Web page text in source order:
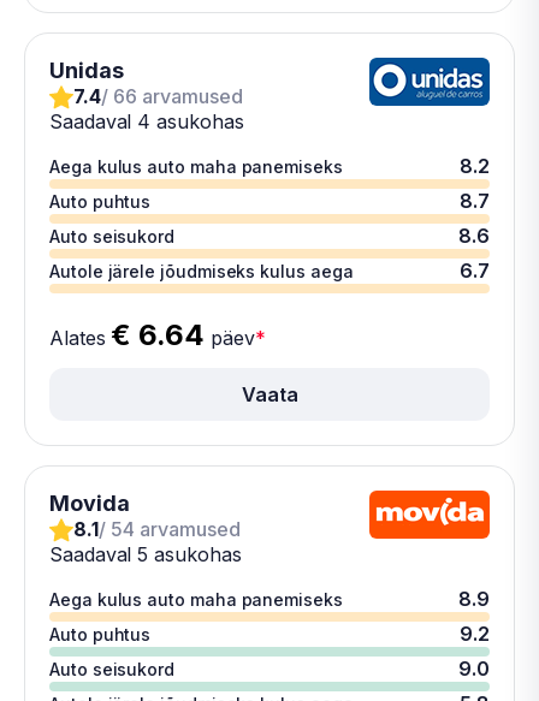
Unidas
7.4/ 66 arvamused
Saadaval 4 asukohas
Aega kulus auto maha panemiseks 8.2
Auto puhtus 8.7
Auto seisukord 8.6
Autole järele jõudmiseks kulus aega 6.7
Alates € 6.64 päev*
Vaata
Movida
8.1/ 54 arvamused
Saadaval 5 asukohas
Aega kulus auto maha panemiseks 8.9
Auto puhtus 9.2
Auto seisukord 9.0